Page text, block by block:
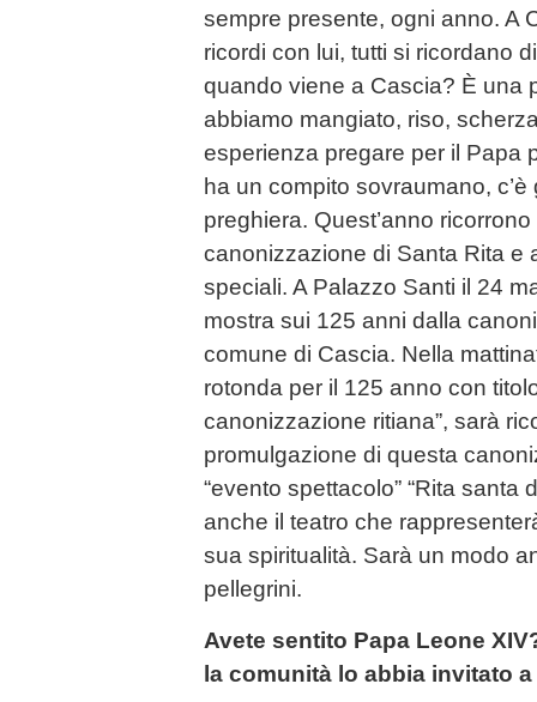
sempre presente, ogni anno. A
ricordi con lui, tutti si ricordano
quando viene a Cascia? È una
abbiamo mangiato, riso,
esperienza pregare per il Papa
ha un compito sovraumano, c’è
preghiera. Quest’anno
canonizzazione di Santa Rita e
speciali. A Palazzo Santi il 24
mostra sui 125 anni dalla
comune di Cascia. Nella
rotonda per il 125 anno con
canonizzazione ritiana”, sarà
promulgazione di questa
“evento spettacolo” “Rita santa
anche il teatro che
sua spiritualità. Sarà un modo
pellegrini.
Avete sentito Papa Leone
la comunità lo abbia invitato